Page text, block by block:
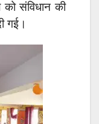
संविधान की
गई।